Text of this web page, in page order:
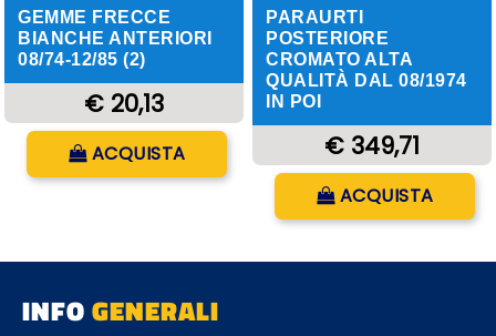
GEMME FRECCE
BIANCHE ANTERIORI
08/74-12/85 (2)
€ 20,13
Quantità
ACQUISTA
PARAURTI
POSTERIORE
CROMATO ALTA
QUALITÀ DAL 08/1974
IN POI
€ 349,71
Quantità
ACQUISTA
INFOGENERALI